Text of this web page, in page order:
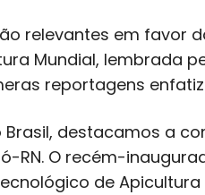
relevantes em favor
Mundial, lembrada
reportagens
Brasil, destacamos a
RN. O recém-
de Apicultura